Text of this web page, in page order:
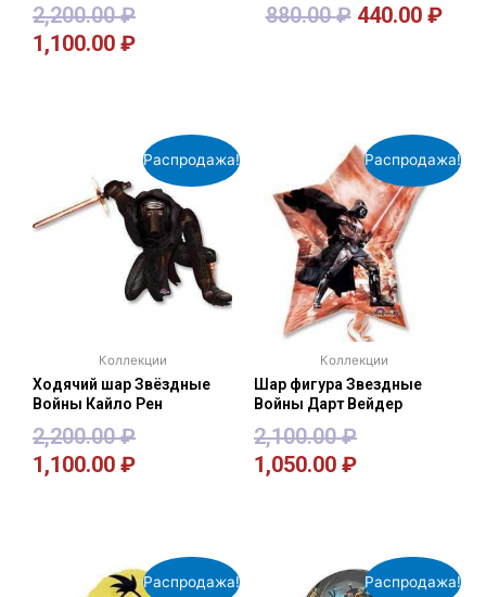
2,200.00₽
1,100.00 ₽
880.00₽ 440.00 ₽
Распродажа!
Коллекции
Ходячий шар Звёздные
Войны Кайло Рен
2,200.00₽
1,100.00 ₽
Распродажа!
Коллекции
Шар фигура Звездные
Войны Дарт Вейдер
2,100.00₽
1,050.00 ₽
Распродажа! Распродажа!